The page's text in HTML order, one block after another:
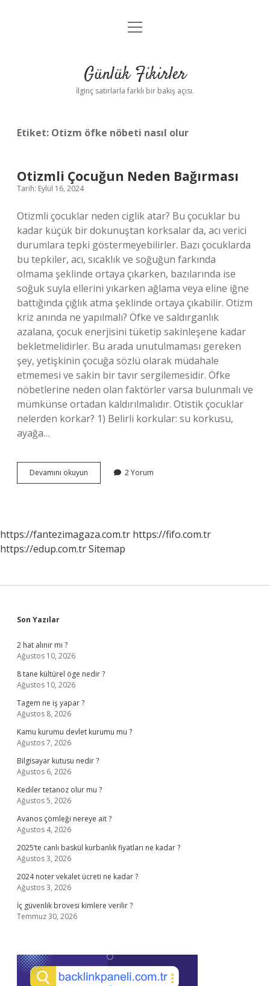
Anasayfa
Yasal Uyarı
menüyü
Günlük Fikirler
İlginç satırlarla farklı bir bakış açısı.
Etiket: Otizm öfke nöbeti nasıl olur
Otizmli Çocuğun Neden Bağırması
Tarih: Eylül 16, 2024
Otizmli çocuklar neden ciglik atar? Bu çocuklar bu
kadar küçük bir dokunuştan korksalar da, acı verici
durumlara tepki göstermeyebilirler. Bazı çocuklarda
bu tepkiler, acı, sıcaklık ve soğuğun farkında
olmama şeklinde ortaya çıkarken, bazılarında ise
soğuk suyla ellerini yıkarken ağlama veya eline iğne
battığında çığlık atma şeklinde ortaya çıkabilir. Otizm
kriz anında ne yapılmalı? Öfke ve saldırganlık
azalana, çocuk enerjisini tüketip sakinleşene kadar
bekletmelidirler. Bu arada unutulmaması gereken
şey, yetişkinin çocuğa sözlü olarak müdahale
etmemesi ve sakin bir tavır sergilemesidir. Öfke
nöbetlerine neden olan faktörler varsa bulunmalı ve
mümkünse ortadan kaldırılmalıdır. Otistik çocuklar
nelerden korkar? 1) Belirli korkular: su korkusu,
ayağa…
Devamını okuyun
Çocuğun
2 Yorum
https://fantezimagaza.com.tr https://fifo.com.tr
https://edup.com.trSitemap
Sidebar
Son Yazılar
2 hat alınır mı ?
Ağustos 10, 2026
8 tane kültürel öge nedir ?
Ağustos 10, 2026
Tagem ne iş yapar ?
Ağustos 8, 2026
Kamu kurumu devlet kurumu mu ?
Ağustos 7, 2026
Bilgisayar kutusu nedir ?
Ağustos 6, 2026
Kediler tetanoz olur mu ?
Ağustos 5, 2026
Avanos çömleği nereye ait ?
Ağustos 4, 2026
2025’te canlı baskül kurbanlık fiyatları ne kadar ?
Ağustos 3, 2026
2024 noter vekalet ücreti ne kadar ?
Ağustos 3, 2026
İç güvenlik brovesi kimlere verilir ?
Temmuz 30, 2026